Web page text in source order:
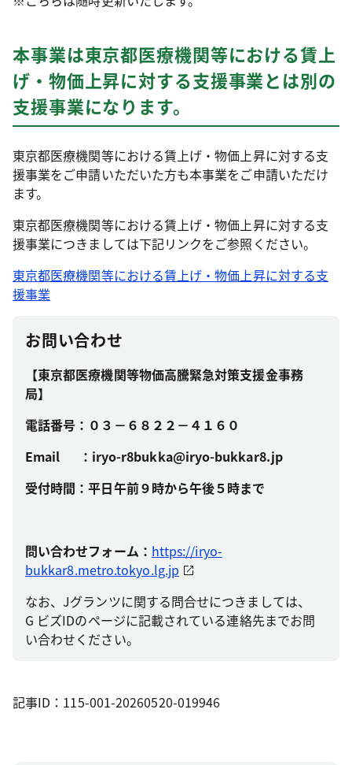
本事業は東京都医療機関等における賃上
げ・物価上昇に対する支援事業とは別の
支援事業になります。
東京都医療機関等における賃上げ・物価上昇に対する支
援事業をご申請いただいた方も本事業をご申請いただけ
ます。
東京都医療機関等における賃上げ・物価上昇に対する支
援事業につきましては下記リンクをご参照ください。
東京都医療機関等における賃上げ・物価上昇に対する支
援事業
お問い合わせ
【東京都医療機関等物価高騰緊急対策支援金事務
局】
電話番号：０３－６８２２－４１６０
Email ：iryo-r8bukka@iryo-bukkar8.jp
受付時間：平日午前９時から午後５時まで
問い合わせフォーム： https://iryo-
bukkar8.metro.tokyo.lg.jp
なお、Jグランツに関する問合せにつきましては、
G ビズIDのページに記載されている連絡先までお問
い合わせください。
記事ID：115-001-20260520-019946